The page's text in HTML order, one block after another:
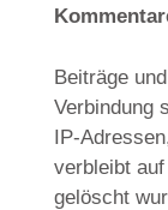
Beiträge
Verbindung
IP-
verbleibt
gelöscht